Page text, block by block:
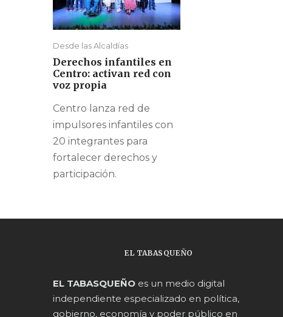
Desde las Alcaldías
Derechos infantiles en
Centro: activan red con
voz propia
Centro lanza red de
impulsores infantiles con
20 integrantes para
fortalecer derechos y
participación.
EL TABASQUEÑO
EL TABASQUEÑO es un medio digital
independiente especializado en política,
gobierno, economía y poder público en